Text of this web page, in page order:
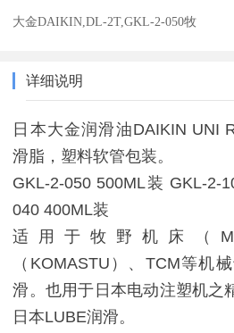
大金DAIKIN,DL-2T,GKL-2-050牧
详细说明
日本大金润滑油DAIKIN UNI
滑脂，塑料软管包装。
GKL-2-050 500ML装 GKL-2-
040 400ML装
适用于牧野机床（
（KOMASTU）、TCM等机
滑。也用于日本电动注塑机之
日本LUBE润滑。